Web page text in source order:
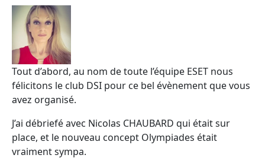
Tout d’abord, au nom de toute l’équipe ESET nous
félicitons le club DSI pour ce bel évènement que vous
avez organisé.
J’ai débriefé avec Nicolas CHAUBARD qui était sur
place, et le nouveau concept Olympiades était
vraiment sympa.